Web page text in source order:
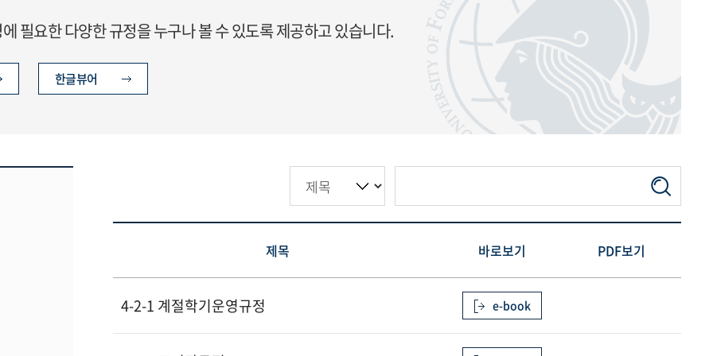
필요한 다양한 규정을 누구나 볼 수 있도록 제공하고 있습니다.
한글뷰어
제목 바로보기 PDF보기
4-2-1 계절학기운영규정 e-book